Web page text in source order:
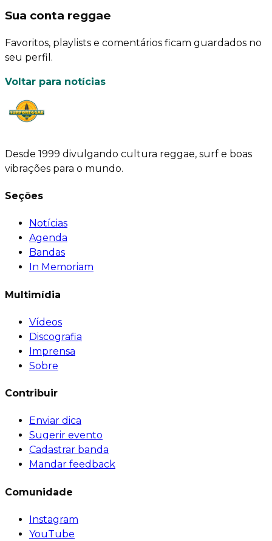
Sua conta reggae
Favoritos, playlists e comentários ficam guardados no
seu perfil.
Voltar para notícias
Desde 1999 divulgando cultura reggae, surf e boas
vibrações para o mundo.
Seções
Notícias
Agenda
Bandas
In Memoriam
Multimídia
Vídeos
Discografia
Imprensa
Sobre
Contribuir
Enviar dica
Sugerir evento
Cadastrar banda
Mandar feedback
Comunidade
Instagram
YouTube